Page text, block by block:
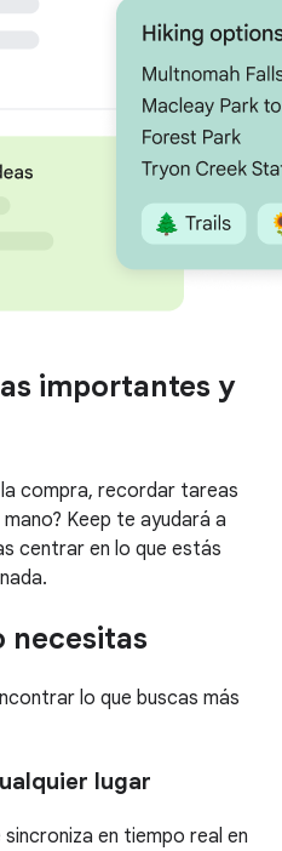
importantes y
compra, recordar tareas
Keep te ayudará a
centrar en lo que estás
necesitas
lo que buscas más
lugar
en tiempo real en